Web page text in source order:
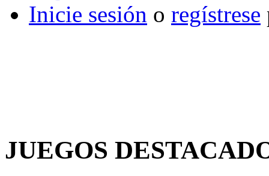
Inicie sesión o regístrese
JUEGOS